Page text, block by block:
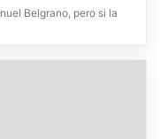
Belgrano, pero si la